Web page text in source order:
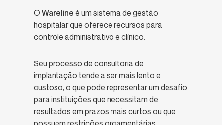
O Wareline é um sistema de gestão
hospitalar que oferece recursos para
controle administrativo e clínico.
Seu processo de consultoria de
implantação tende a ser mais lento e
custoso, o que pode representar um desafio
para instituições que necessitam de
resultados em prazos mais curtos ou que